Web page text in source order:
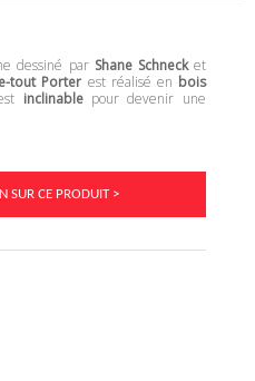
dessiné par Shane Schnecket
tout Porter est réalisé en bois
inclinablepour devenir une
SUR CE PRODUIT >